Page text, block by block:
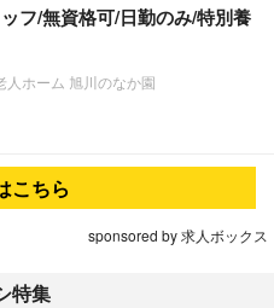
フ/無資格可/日勤のみ/特別養
ホーム 旭川のなか園
こちら
sponsored by 求人ボックス
特集